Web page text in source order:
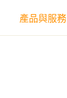
產品與服務